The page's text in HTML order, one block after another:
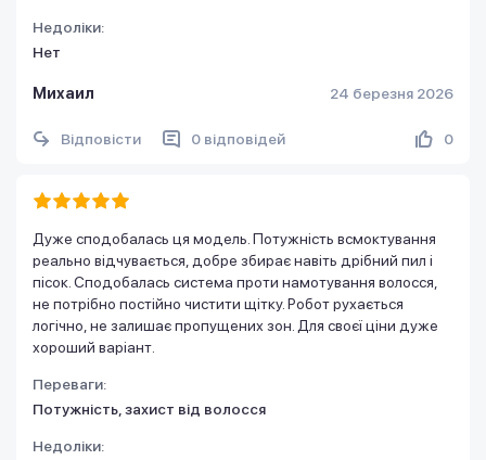
Недоліки:
Нет
Михаил 24 березня 2026
Відповісти 0 відповідей 0
Дуже сподобалась ця модель. Потужність всмоктування
реально відчувається, добре збирає навіть дрібний пил і
пісок. Сподобалась система проти намотування волосся,
не потрібно постійно чистити щітку. Робот рухається
логічно, не залишає пропущених зон. Для своєї ціни дуже
хороший варіант.
Переваги:
Потужність, захист від волосся
Недоліки: